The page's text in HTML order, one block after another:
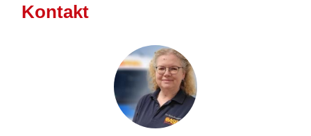
Kontakt